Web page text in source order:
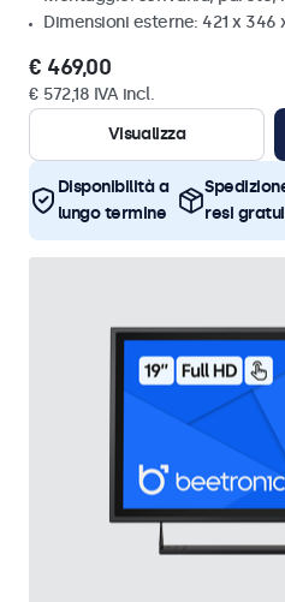
Dimensioni esterne: 421 x 346
€ 469,00
€ 572,18 IVA incl.
Visualizza
Disponibilità a
lungo termine
resi